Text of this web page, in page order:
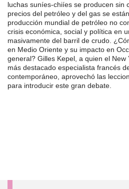
luchas suníes-chiíes se producen sin
precios del petróleo y del gas se
producción mundial de petróleo no
crisis económica, social y política en
masivamente del barril de crudo.
en Medio Oriente y su impacto en
general? Gilles Kepel, a quien el New
más destacado especialista francés
contemporáneo, aprovechó las
para introducir este gran debate.